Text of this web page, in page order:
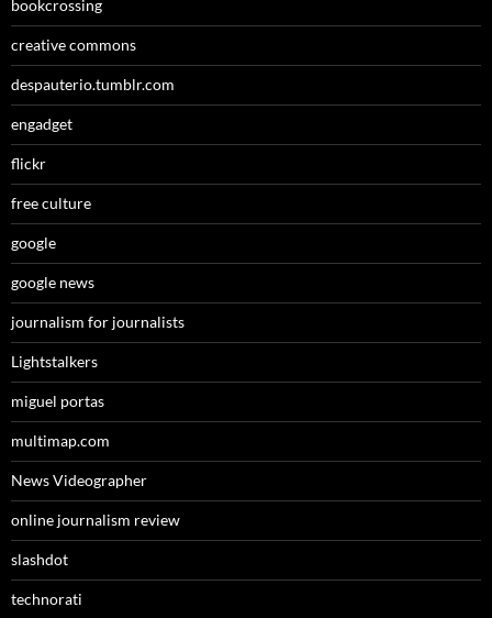
bookcrossing
creative commons
despauterio.tumblr.com
engadget
flickr
free culture
google
google news
journalism for journalists
Lightstalkers
miguel portas
multimap.com
News Videographer
online journalism review
slashdot
technorati